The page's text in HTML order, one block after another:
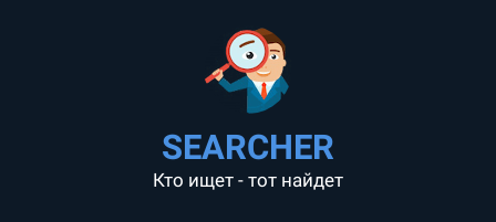
SEARCHER
Кто ищет - тот найдет